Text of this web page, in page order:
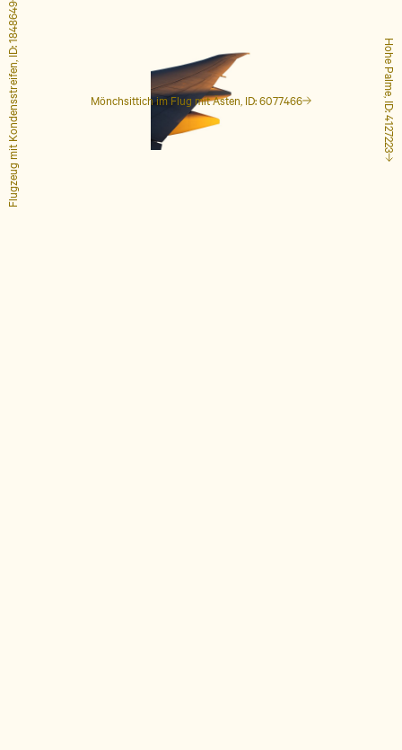
Mönchsittich im Flug mit Ästen, ID: 6077466 Hohe Palme, ID: 4127223
Flugzeug mit Kondensstreifen, ID: 1848649